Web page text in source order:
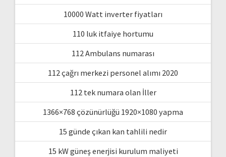
10000 Watt inverter fiyatları
110 luk itfaiye hortumu
112 Ambulans numarası
112 çağrı merkezi personel alımı 2020
112 tek numara olan İller
1366×768 çözünürlüğü 1920×1080 yapma
15 günde çıkan kan tahlili nedir
15 kW güneş enerjisi kurulum maliyeti